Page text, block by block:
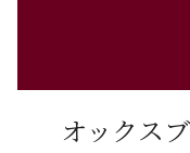
オックス